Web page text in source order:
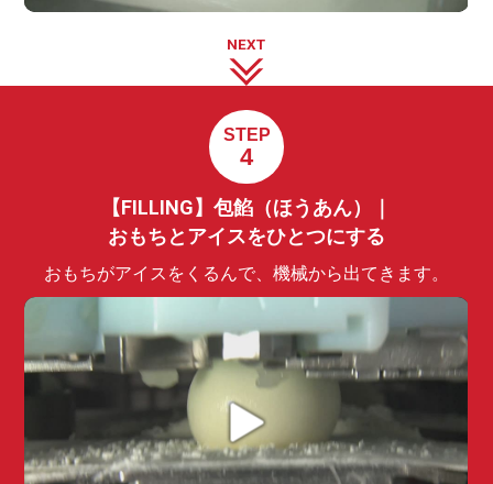
NEXT
STEP
4
【FILLING】包餡（ほうあん）｜
おもちとアイスをひとつにする
おもちがアイスをくるんで、機械から出てきます。